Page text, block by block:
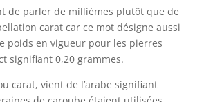
de parler de millièmes plutôt que de
carat car ce mot désigne aussi
poids en vigueur pour les pierres
signifiant 0,20 grammes.
carat, vient de l’arabe signifiant